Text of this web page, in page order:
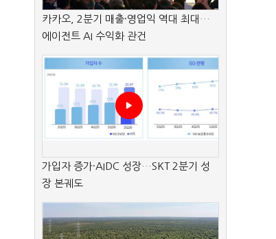
카카오, 2분기 매출·영업익 역대 최대…
에이전트 AI 수익화 관건
가입자 증가·AIDC 성장…SKT 2분기 성
장 본궤도